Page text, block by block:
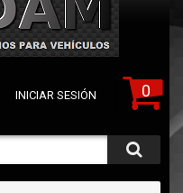
0
INICIAR SESIÓN